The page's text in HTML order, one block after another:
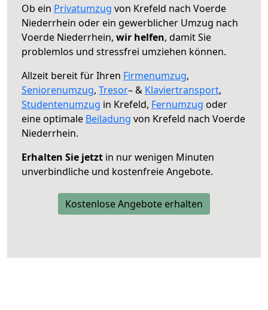
Ob ein Privatumzug von Krefeld nach Voerde
Niederrhein oder ein gewerblicher Umzug nach
Voerde Niederrhein, wir helfen, damit Sie
problemlos und stressfrei umziehen können.
Allzeit bereit für Ihren Firmenumzug,
Seniorenumzug, Tresor– & Klaviertransport,
Studentenumzug in Krefeld, Fernumzug oder
eine optimale Beiladung von Krefeld nach Voerde
Niederrhein.
Erhalten Sie jetzt in nur wenigen Minuten
unverbindliche und kostenfreie Angebote.
Kostenlose Angebote erhalten